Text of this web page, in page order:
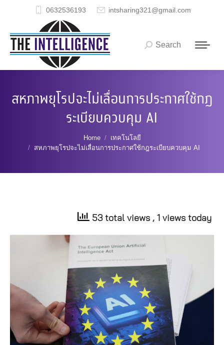
0632536193 intsharing321@gmail.com
Search:
Search
สหภาพยุโรปจะไม่เลื่อนการประกาศใช้กฎ
ระเบียบควบคุม AI
Home
เทคโนโลยี
สหภาพยุโรปจะไม่เลื่อนการประกาศใช้กฎระเบียบควบคุม AI
53 total views , 1 views today